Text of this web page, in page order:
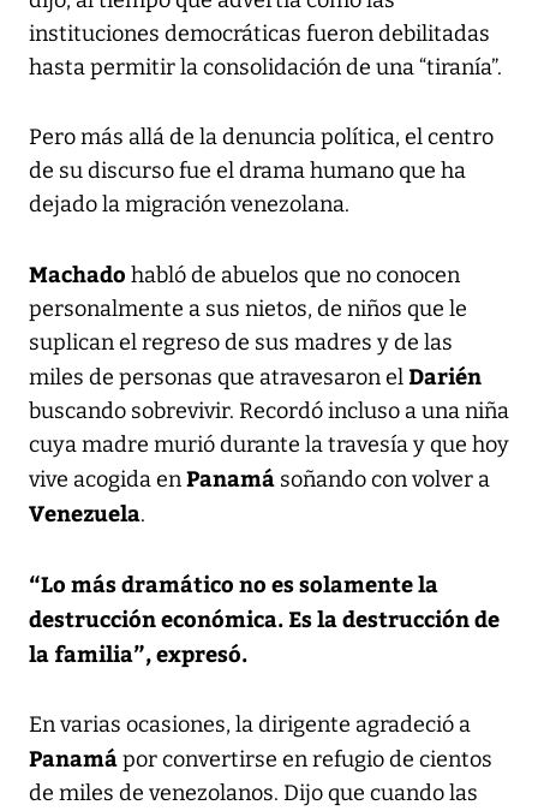
instituciones democráticas fueron debilitadas
hasta permitir la consolidación de una “tiranía”.
Pero más allá de la denuncia política, el centro
de su discurso fue el drama humano que ha
dejado la migración venezolana.
Machado habló de abuelos que no conocen
personalmente a sus nietos, de niños que le
suplican el regreso de sus madres y de las
miles de personas que atravesaron el Darién
buscando sobrevivir. Recordó incluso a una niña
cuya madre murió durante la travesía y que hoy
vive acogida enPanamá soñando con volver a
Venezuela.
“Lo más dramático no es solamente la
destrucción económica. Es la destrucción de
la familia”, expresó.
En varias ocasiones, la dirigente agradeció a
Panamápor convertirse en refugio de cientos
de miles de venezolanos. Dijo que cuando las